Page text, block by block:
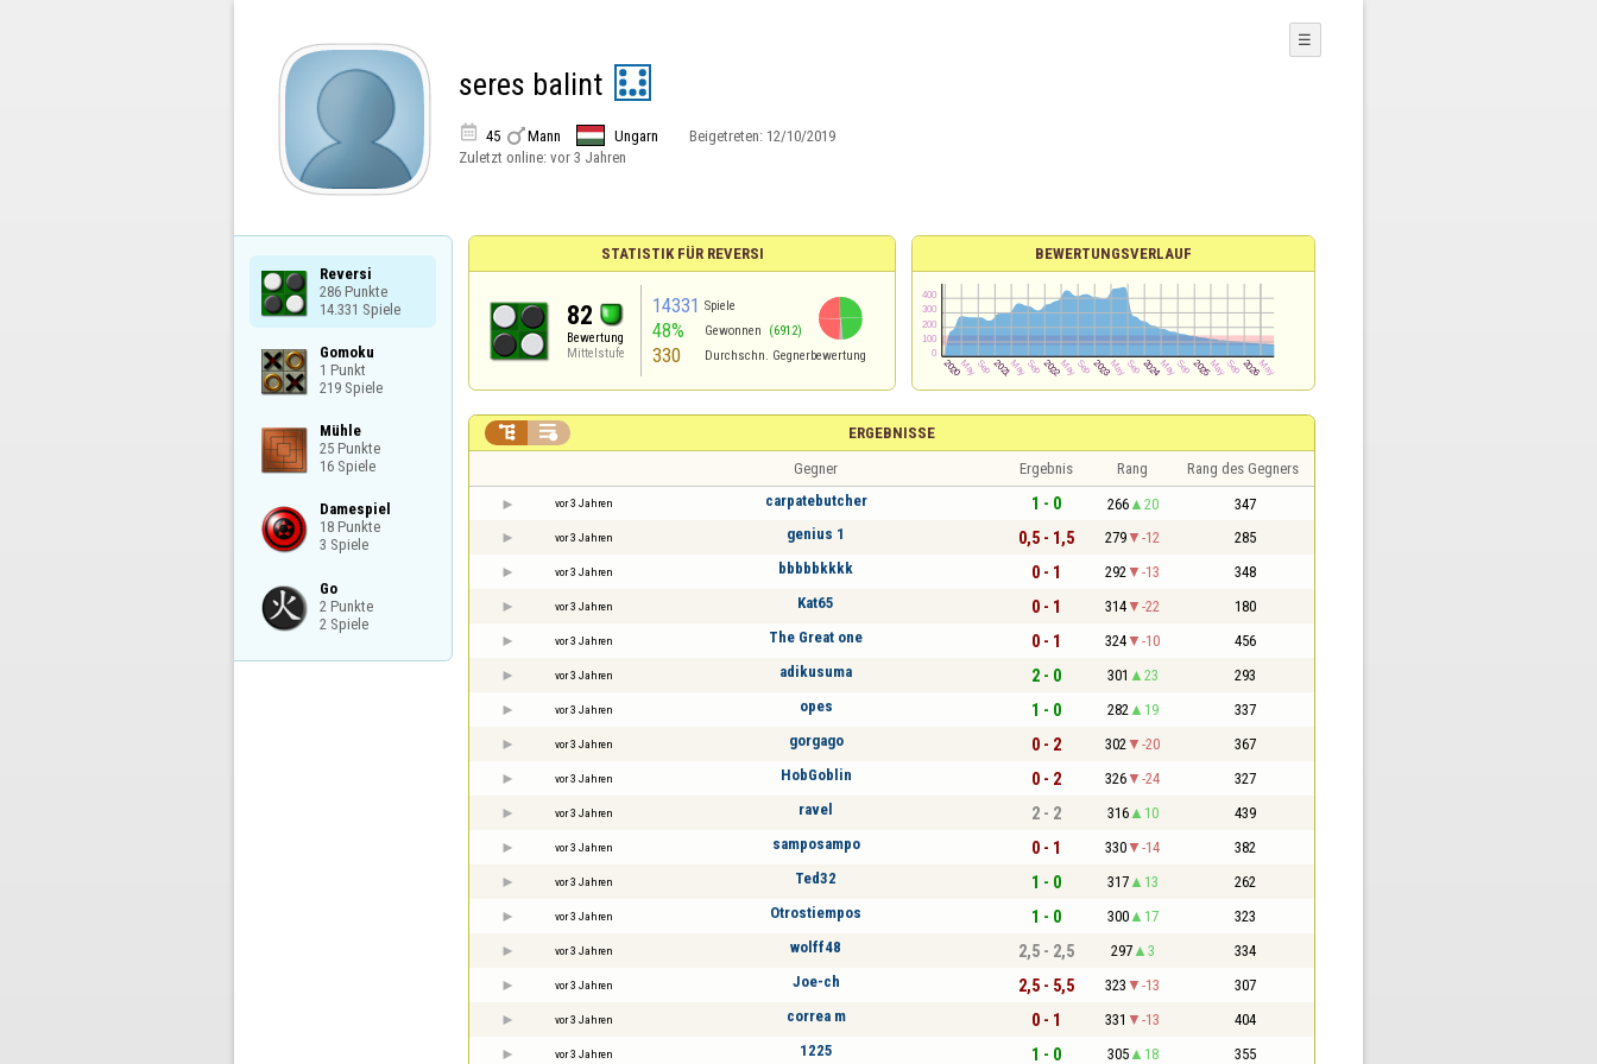
seres balint
 45 Mann Ungarn Beigetreten: 12/10/2019
Zuletzt online: vor 3 Jahren
☰
Reversi
286 Punkte
14.331 Spiele
Gomoku
1 Punkt
219 Spiele
Mühle
25 Punkte
16 Spiele
Damespiel
18 Punkte
3 Spiele
Go
2 Punkte
2 Spiele
STATISTIK FÜR REVERSI
82
Bewertung
Mittelstufe
14331 Spiele
48% Gewonnen (6912)
330 Durchschn. Gegnerbewertung
BEWERTUNGSVERLAUF
ERGEBNISSE
 
Gegner Ergebnis Rang Rang des Gegners
vor 3 Jahren carpatebutcher 1 - 0 266 20 347
vor 3 Jahren genius 1 0,5 - 1,5 279 -12 285
vor 3 Jahren bbbbbkkkk 0 - 1 292 -13 348
vor 3 Jahren Kat65 0 - 1 314 -22 180
vor 3 Jahren The Great one 0 - 1 324 -10 456
vor 3 Jahren adikusuma 2 - 0 301 23 293
vor 3 Jahren opes 1 - 0 282 19 337
vor 3 Jahren gorgago 0 - 2 302 -20 367
vor 3 Jahren HobGoblin 0 - 2 326 -24 327
vor 3 Jahren ravel 2 - 2 316 10 439
vor 3 Jahren samposampo 0 - 1 330 -14 382
vor 3 Jahren Ted32 1 - 0 317 13 262
vor 3 Jahren Otrostiempos 1 - 0 300 17 323
vor 3 Jahren wolff48 2,5 - 2,5 297 3 334
vor 3 Jahren Joe-ch 2,5 - 5,5 323 -13 307
vor 3 Jahren correa m 0 - 1 331 -13 404
vor 3 Jahren 1225 1 - 0 305 18 355